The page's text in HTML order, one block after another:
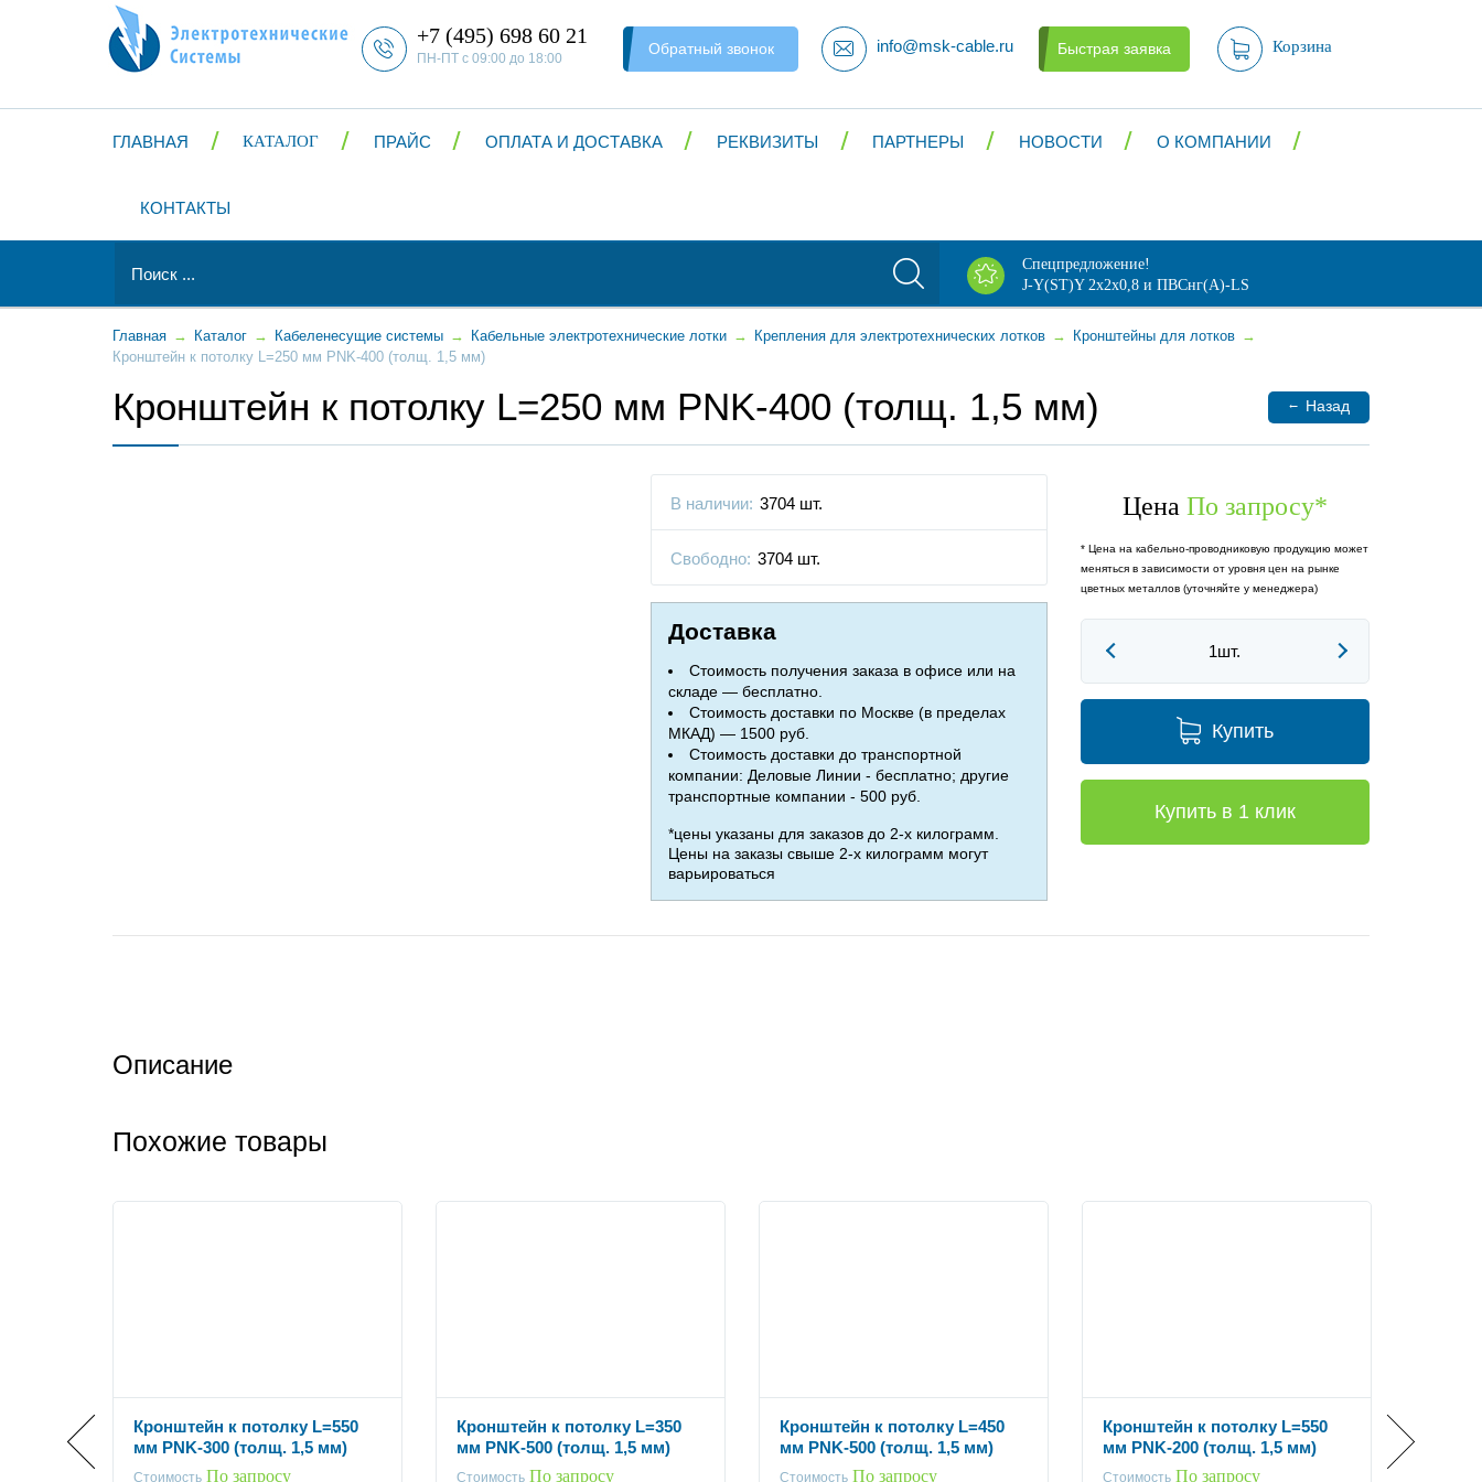
+7 (495) 698 60 21
ПН-ПТ с 09:00 до 18:00
Обратный звонок info@msk-cable.ru Быстрая заявка Корзина
ГЛАВНАЯ КАТАЛОГ ПРАЙС ОПЛАТА И ДОСТАВКА РЕКВИЗИТЫ ПАРТНЕРЫ НОВОСТИ О КОМПАНИИ
КОНТАКТЫ
Спецпредложение!
J-Y(ST)Y 2х2х0,8 и ПВСнг(А)-LS
Главная → Каталог → Кабеленесущие системы → Кабельные электротехнические лотки → Крепления для электротехнических лотков → Кронштейны для лотков →
Кронштейн к потолку L=250 мм PNK-400 (толщ. 1,5 мм)
Кронштейн к потолку L=250 мм PNK-400 (толщ. 1,5 мм) ← Назад
В наличии: 3704 шт.
Свободно: 3704 шт.
Доставка
Стоимость получения заказа в офисе или на
складе — бесплатно.
Стоимость доставки по Москве (в пределах
МКАД) — 1500 руб.
Стоимость доставки до транспортной
компании: Деловые Линии - бесплатно; другие
транспортные компании - 500 руб.
*цены указаны для заказов до 2-х килограмм.
Цены на заказы свыше 2-х килограмм могут
варьироваться
Цена По запросу*
* Цена на кабельно-проводниковую продукцию может
меняться в зависимости от уровня цен на рынке
цветных металлов (уточняйте у менеджера)
Купить
Купить в 1 клик
Описание
Похожие товары
Кронштейн к потолку L=550
мм PNK-300 (толщ. 1,5 мм)
СтоимостьПо запросу
Кронштейн к потолку L=350
мм PNK-500 (толщ. 1,5 мм)
СтоимостьПо запросу
Кронштейн к потолку L=450
мм PNK-500 (толщ. 1,5 мм)
СтоимостьПо запросу
Кронштейн к потолку L=550
мм PNK-200 (толщ. 1,5 мм)
СтоимостьПо запросу